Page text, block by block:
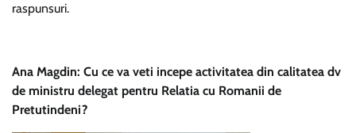
raspunsuri.
Ana Magdin: Cu ce va veti incepe activitatea din calitatea dv
de ministru delegat pentru Relatia cu Romanii de
Pretutindeni?